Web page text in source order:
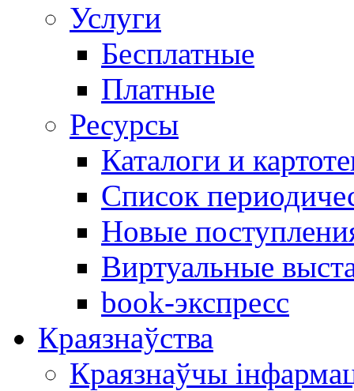
Услуги
Бесплатные
Платные
Ресурсы
Каталоги и
Список
Новые
Виртуальные
book-экспресс
Краязнаўства
Краязнаўчы